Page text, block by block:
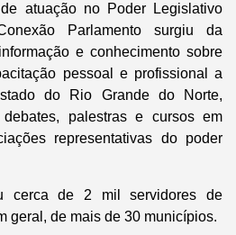
atuação no Poder Legislativo
Parlamento surgiu da
e conhecimento sobre
pessoal e profissional a
do Rio Grande do Norte,
palestras e cursos em
representativas do poder
cerca de 2 mil servidores de
geral, de mais de 30 municípios.